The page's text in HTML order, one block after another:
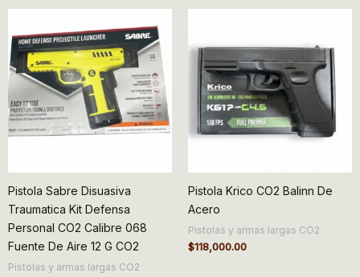
Pistola Sabre Disuasiva
Traumatica Kit Defensa
Personal CO2 Calibre 068
Fuente De Aire 12 G CO2
Pistolas y armas largas CO2
Pistola Krico CO2 Balinn De
Acero
Pistolas y armas largas CO2
$118,000.00